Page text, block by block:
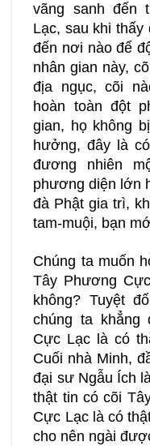
vãng sanh đến
Lạc, sau khi thấy
đến nơi nào để
nhân gian này,
địa ngục, cõi
hoàn toàn đột
gian, họ không
hưởng, đây là
đương nhiên
phương diện lớn
đà Phật gia trì,
tam-muội, bạn
Chúng ta muốn
Tây Phương
không? Tuyệt
chúng ta khẳng
Cực Lạc là có
Cuối nhà Minh,
đại sư Ngẫu Ích
thật tin có cõi
Cực Lạc là có
cho nên ngài